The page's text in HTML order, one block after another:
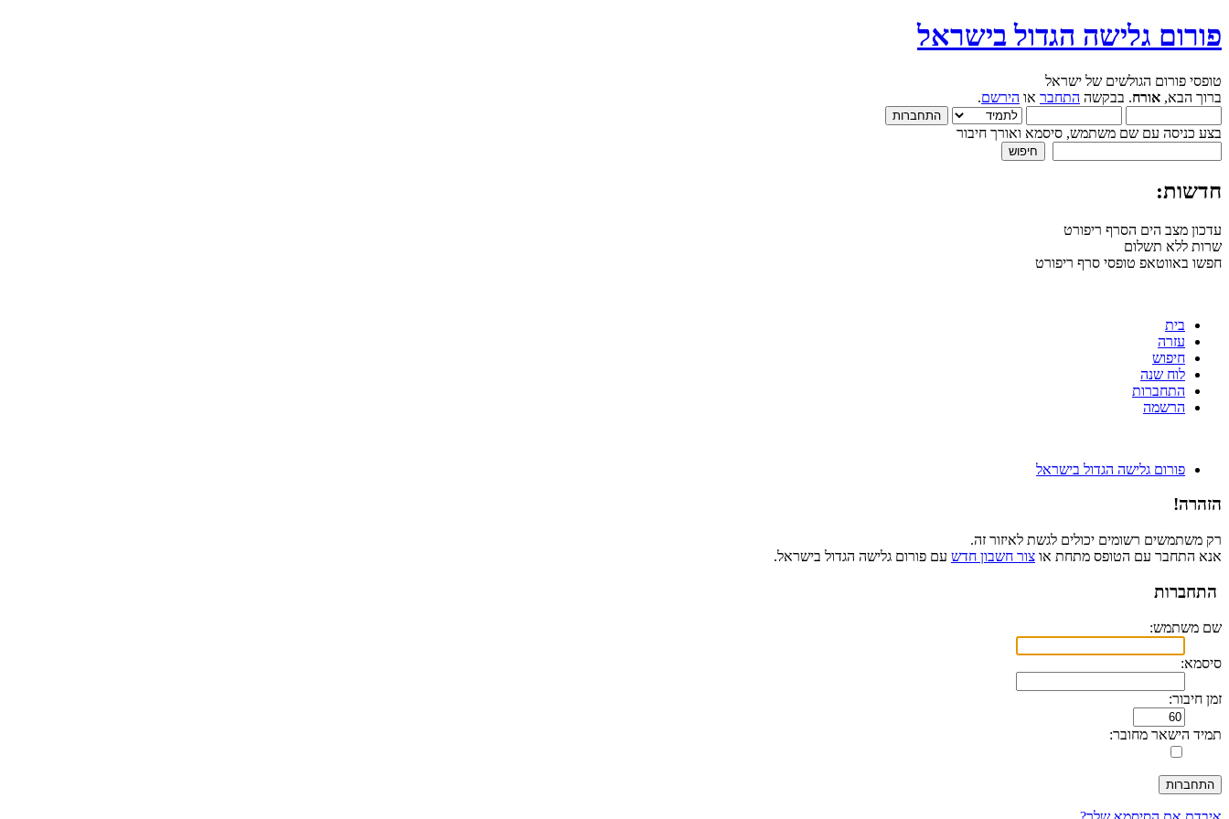
פורום גלישה הגדול בישראל
טופסי פורום הגולשים של ישראל
ברוך הבא, אורח. בבקשה התחבר או הירשם.
בצע כניסה עם שם משתמש, סיסמא ואורך חיבור
חדשות:
עדכון מצב הים הסרף ריפורט
שרות ללא תשלום
חפשו באווטאפ טופסי סרף ריפורט
בית
עזרה
חיפוש
לוח שנה
התחברות
הרשמה
פורום גלישה הגדול בישראל
הזהרה!
רק משתמשים רשומים יכולים לגשת לאיזור זה.
אנא התחבר עם הטופס מתחת או צור חשבון חדש עם פורום גלישה הגדול בישראל.
התחברות
שם משתמש:
סיסמא:
זמן חיבור:
תמיד הישאר מחובר: